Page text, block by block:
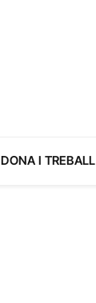
DONA I TREBALL